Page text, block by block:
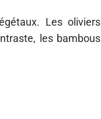
Les oliviers
les bambous